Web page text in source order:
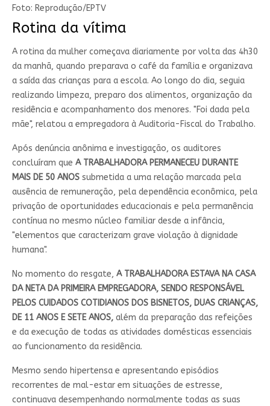
Foto: Reprodução/EPTV
Rotina da vítima
A rotina da mulher começava diariamente por volta das 4h30
da manhã, quando preparava o café da família e organizava
a saída das crianças para a escola. Ao longo do dia, seguia
realizando limpeza, preparo dos alimentos, organização da
residência e acompanhamento dos menores. "Foi dada pela
mãe", relatou a empregadora à Auditoria-Fiscal do Trabalho.
Após denúncia anônima e investigação, os auditores
concluíram que A TRABALHADORA PERMANECEU DURANTE
MAIS DE 50 ANOS submetida a uma relação marcada pela
ausência de remuneração, pela dependência econômica, pela
privação de oportunidades educacionais e pela permanência
contínua no mesmo núcleo familiar desde a infância,
"elementos que caracterizam grave violação à dignidade
humana".
No momento do resgate, A TRABALHADORA ESTAVA NA CASA
DA NETA DA PRIMEIRA EMPREGADORA, SENDO RESPONSÁVEL
PELOS CUIDADOS COTIDIANOS DOS BISNETOS, DUAS CRIANÇAS,
DE 11 ANOS E SETE ANOS,além da preparação das refeições
e da execução de todas as atividades domésticas essenciais
ao funcionamento da residência.
Mesmo sendo hipertensa e apresentando episódios
recorrentes de mal-estar em situações de estresse,
continuava desempenhando normalmente todas as suas